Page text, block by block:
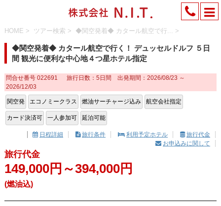
HOME > ツアー検索 > ◆関空発着◆ カタール航空で行... >
◆関空発着◆ カタール航空で行く！ デュッセルドルフ ５日
間 観光に便利な中心地４つ星ホテル指定
問合せ番号 022691
旅行日数：5日間 出発期間：2026/08/23 ～
2026/12/03
関空発 エコノミークラス 燃油サーチャージ込み 航空会社指定
カード決済可 一人参加可 延泊可能
 日程詳細  旅行条件  利用予定ホテル  旅行代金
 お申込みに関して
旅行代金
149,000円～394,000円
(燃油込)